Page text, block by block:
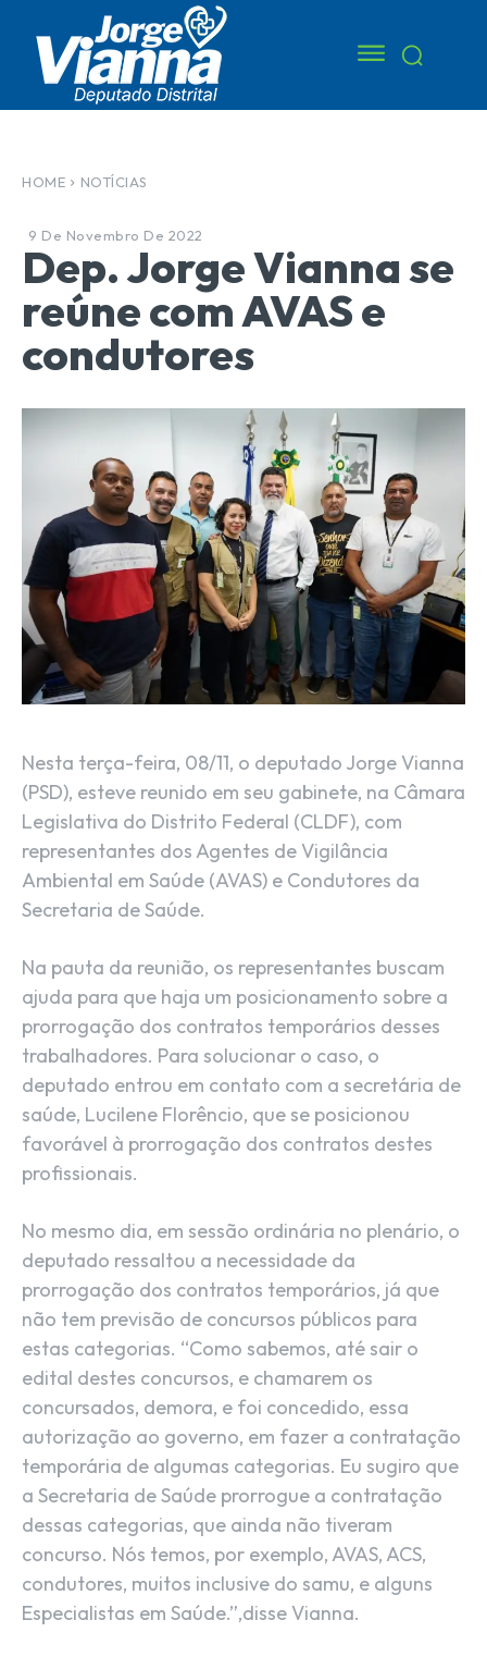
HOME NOTÍCIAS
9 De Novembro De 2022
Dep. Jorge Vianna se
reúne com AVAS e
condutores
Nesta terça-feira, 08/11, o deputado Jorge Vianna
(PSD), esteve reunido em seu gabinete, na Câmara
Legislativa do Distrito Federal (CLDF), com
representantes dos Agentes de Vigilância
Ambiental em Saúde (AVAS) e Condutores da
Secretaria de Saúde.
Na pauta da reunião, os representantes buscam
ajuda para que haja um posicionamento sobre a
prorrogação dos contratos temporários desses
trabalhadores. Para solucionar o caso, o
deputado entrou em contato com a secretária de
saúde, Lucilene Florêncio, que se posicionou
favorável à prorrogação dos contratos destes
profissionais.
No mesmo dia, em sessão ordinária no plenário, o
deputado ressaltou a necessidade da
prorrogação dos contratos temporários, já que
não tem previsão de concursos públicos para
estas categorias. “Como sabemos, até sair o
edital destes concursos, e chamarem os
concursados, demora, e foi concedido, essa
autorização ao governo, em fazer a contratação
temporária de algumas categorias. Eu sugiro que
a Secretaria de Saúde prorrogue a contratação
dessas categorias, que ainda não tiveram
concurso. Nós temos, por exemplo, AVAS, ACS,
condutores, muitos inclusive do samu, e alguns
Especialistas em Saúde.”,disse Vianna.